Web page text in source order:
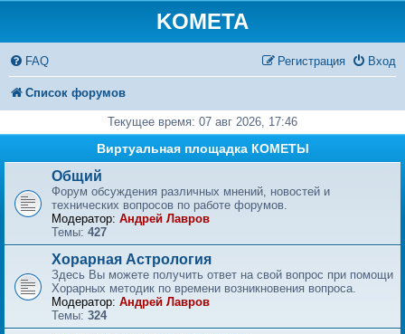
KOMETA
FAQ Вход
Регистрация
Список форумов
Текущее время: 07 авг 2026, 17:46
Виртуальная площадка КОМЕТЫ
Общий
Форум обсуждения различных мнений, новостей и
технических вопросов по работе форумов.
Модератор: Андрей Лавров
Темы: 427
Хорарная Астрология
Здесь Вы можете получить ответ на свой вопрос при помощи
Хорарных методик по времени возникновения вопроса.
Модератор: Андрей Лавров
Темы: 324